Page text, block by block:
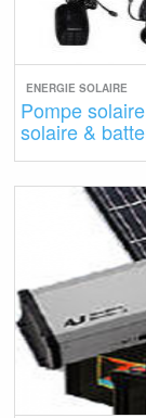
ENERGIE SOLAIRE
Pompe
solaire &